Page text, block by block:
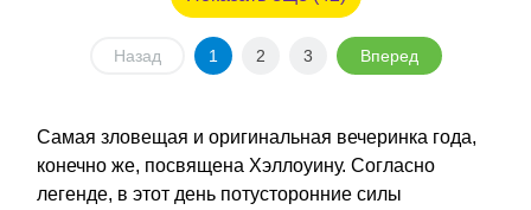
Назад 1 2 3 Вперед
Самая зловещая и оригинальная вечеринка года,
конечно же, посвящена Хэллоуину. Согласно
легенде, в этот день потусторонние силы